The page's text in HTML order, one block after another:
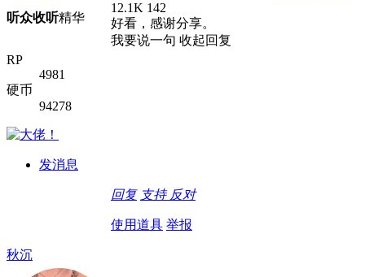
听众收听精华
RP
4981
硬币
94278
发消息
12.1K 142
好看，感谢分享。
我要说一句 收起回复
回复 支持 反对
使用道具 举报
秋沉